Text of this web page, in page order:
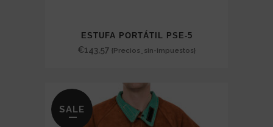
ESTUFA PORTÁTIL PSE-5
€143,57 {Precios_sin-impuestos}
SALE